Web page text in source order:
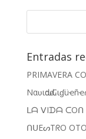
Entradas
PRIMAVERA
Nαʋιԃαԃ
ᒪᗩ ᐯIᗪᗩ ᑕOᑎ
ᑎᑌEᔕTᖇO